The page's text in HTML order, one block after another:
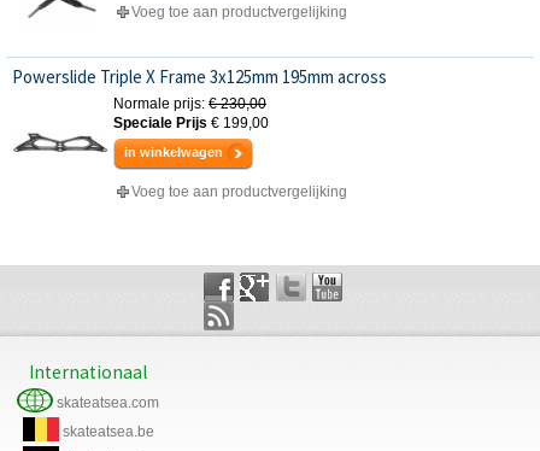
Voeg toe aan productvergelijking
Powerslide Triple X Frame 3x125mm 195mm across
Normale prijs: € 230,00
Speciale Prijs € 199,00
in winkelwagen
Voeg toe aan productvergelijking
Internationaal
skateatsea.com
skateatsea.be